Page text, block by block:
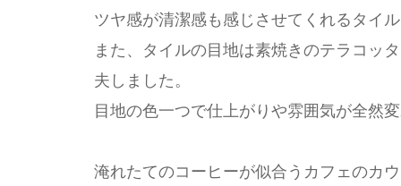
ツヤ感が清潔感も感じさせてくれるタイ
また、タイルの目地は素焼きのテラコッ
夫しました。
目地の色一つで仕上がりや雰囲気が全然
淹れたてのコーヒーが似合うカフェのカ